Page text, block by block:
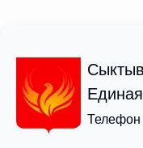
Телефон